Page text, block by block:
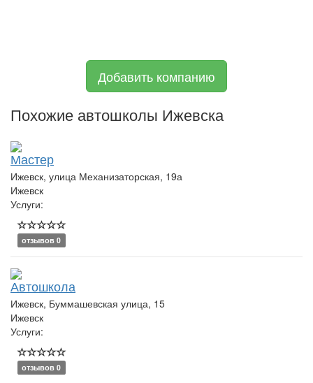
Добавить компанию
Похожие автошколы Ижевска
Мастер
Ижевск, улица Механизаторская, 19а
Ижевск
Услуги:
отзывов 0
Автошкола
Ижевск, Буммашевская улица, 15
Ижевск
Услуги:
отзывов 0